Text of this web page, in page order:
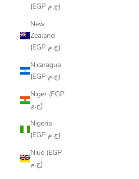
(EGP ج.م)
New
Zealand
(EGP ج.م)
Nicaragua
(EGP ج.م)
Niger (EGP
ج.م)
Nigeria
(EGP ج.م)
Niue (EGP
ج.م)